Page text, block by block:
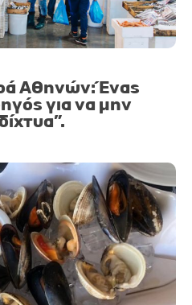
Αθηνών: Ένας
για να μην